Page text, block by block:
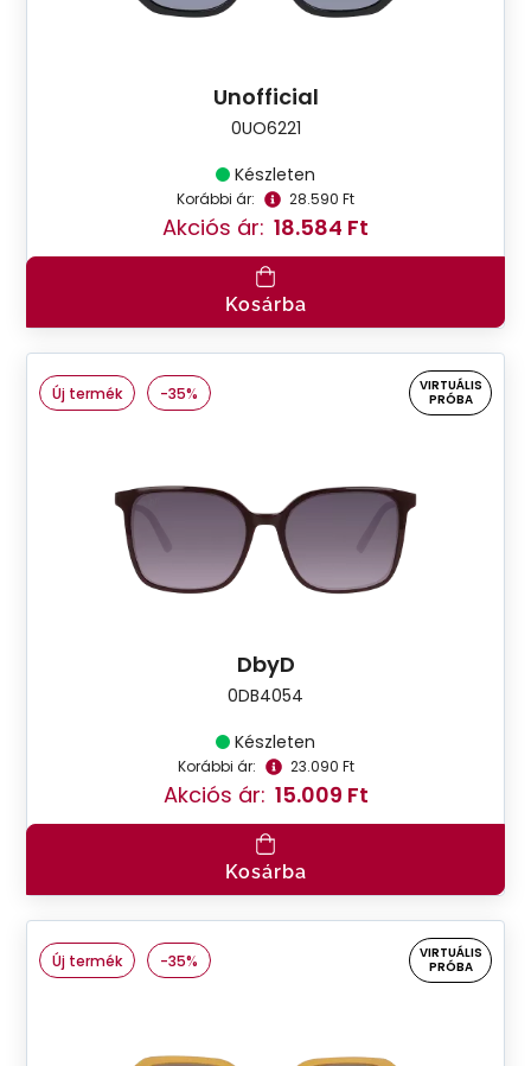
Unofficial
0UO6221
Készleten
Korábbi ár: 28.590 Ft
Akciós ár: 18.584 Ft
Kosárba
Új termék -35%
VIRTUÁLIS
PRÓBA
DbyD
0DB4054
Készleten
Korábbi ár: 23.090 Ft
Akciós ár: 15.009 Ft
Kosárba
Új termék -35%
VIRTUÁLIS
PRÓBA